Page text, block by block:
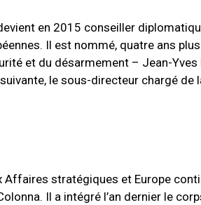
en 2015 conseiller
Il est nommé, quatre ans
et du désarmement – Jean-Yves
le sous-directeur chargé de
Affaires stratégiques et Europe
Il a intégré l’an dernier le